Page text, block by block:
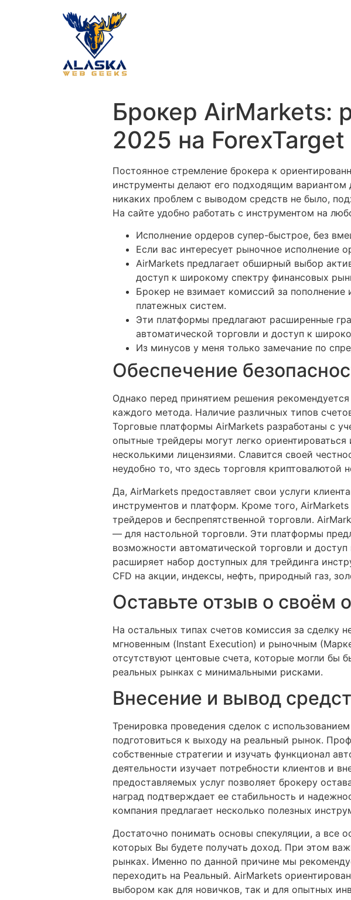
Брокер AirMarkets:
2025 на ForexTarget
Постоянное стремление брокера к
инструменты делают его подходящим
никаких проблем с выводом средств не было,
На сайте удобно работать с инструментом на
Исполнение ордеров супер-быстрое, без
Если вас интересует рыночное исполнение
AirMarkets предлагает обширный выбор
доступ к широкому спектру финансовых
Брокер не взимает комиссий за
платежных систем.
Эти платформы предлагают расширенные
автоматической торговли и доступ к
Из минусов у меня только замечание по
Обеспечение
Однако перед принятием решения
каждого метода. Наличие различных типов
Торговые платформы AirMarkets разработаны с
опытные трейдеры могут легко
несколькими лицензиями. Славится своей
неудобно то, что здесь торговля криптовалютой
Да, AirMarkets предоставляет свои услуги
инструментов и платформ. Кроме того,
трейдеров и беспрепятственной торговли.
— для настольной торговли. Эти платформы
возможности автоматической торговли и
расширяет набор доступных для трейдинга
CFD на акции, индексы, нефть, природный газ,
Оставьте отзыв о своём
На остальных типах счетов комиссия за сделку
мгновенным (Instant Execution) и рыночным
отсутствуют центовые счета, которые могли бы
реальных рынках с минимальными рисками.
Внесение и вывод
Тренировка проведения сделок с
подготовиться к выходу на реальный рынок.
собственные стратегии и изучать функционал
деятельности изучает потребности клиентов и
предоставляемых услуг позволяет брокеру
наград подтверждает ее стабильность и
компания предлагает несколько полезных
Достаточно понимать основы спекуляции, а все
которых Вы будете получать доход. При этом
рынках. Именно по данной причине мы
переходить на Реальный. AirMarkets
выбором как для новичков, так и для опытных